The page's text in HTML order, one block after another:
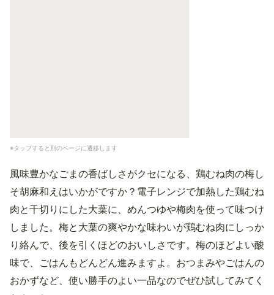
※タップすると別のページに遷移します
風味豊かなごまの香ばしさがクセになる、鶏むね肉の梅し
そ胡麻和えはいかがですか？電子レンジで加熱した鶏むね
肉と千切りにした大葉に、めんつゆや梅肉を使って味つけ
しました。梅と大葉の爽やかな味わいが鶏むね肉にしっか
り絡んで、後を引くほどのおいしさです。梅のほどよい酸
味で、ごはんもどんどん進みますよ。おつまみやごはんの
おかずなど、使い勝手のよい一品なのでぜひ試してみてく